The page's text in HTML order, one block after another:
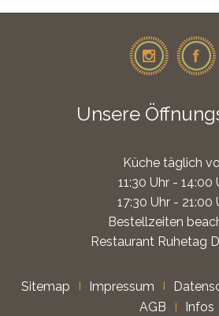
Unsere
Küche täglich
11:30 Uhr - 14:00
17:30 Uhr - 21:00
Bestellzeiten
Restaurant Ruhetag
Sitemap Impressum
AGB
Infos